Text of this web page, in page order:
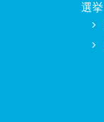
選挙